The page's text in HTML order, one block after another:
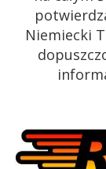
Niemiecki